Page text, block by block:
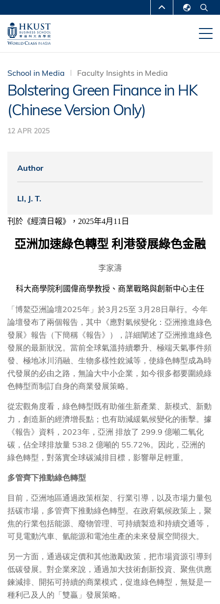
main
content
MORE ABOUT HKUST
UNIVERSITY NEWS
DEPARTMENTS A-Z
LIFE@HKUST LIBRARY
MAP & DIRECTIONS CAREERS AT HKUST
FACULTY PROFILES ABOUT HKUST
School in Media Faculty Insights in Media
Bolstering Green Finance in HK
(Chinese Version Only)
12 APR 2025
Author
LI, J. T.
刊於《經濟日報》， 2025年4月 11 日
亞洲加速綠色轉型 利港發展綠色金融
李家濤
科大商學院利國偉商學教授、商業戰略與創新中心主任
「博鰲亞洲論壇2025年」於3月25至 3月28日舉行。今年
論壇發布了兩個報告，其中《應對氣候變化：亞洲推進綠色
發展》報告（下簡稱《報告》），詳細闡述了亞洲推進綠色
發展的最新狀況。當前全球氣溫持續攀升、極端天氣事件頻
發、極地冰川消融、生物多樣性銳減等，使綠色轉型成為時
代發展的必由之路，無論大中小企業，如今很多都要圍繞綠
色轉型而制訂自身的商業發展策略。
從宏觀角度看，綠色轉型既有助催生新產業、新模式、新動
力，創造新的經濟增長點；也有助減緩氣候變化的衝擊。據
《報告》資料，2023年，亞洲 排放了 299.9 億噸二氧化
碳，佔全球排放量 538.2 億噸的 55.72%。因此，亞洲的
綠色轉型，對落實全球碳減排目標，影響舉足輕重。
多管齊下推動綠色轉型
目前，亞洲地區通過政策框架、行業引導，以及市場力量包
括碳市場，多管齊下推動綠色轉型。在政府氣候政策上，聚
焦的行業包括能源、廢物管理、可持續製造和持續交通等，
可見電動汽車、氫能源和電池生產的未來發展空間很大。
另一方面，通過碳定價和其他激勵政策，把市場資源引導到
低碳發展。對企業來說，通過加大技術創新投資、聚焦供應
鍊減排、開拓可持續的商業模式，促進綠色轉型，無疑是一
種利己及人的「雙贏」發展策略。